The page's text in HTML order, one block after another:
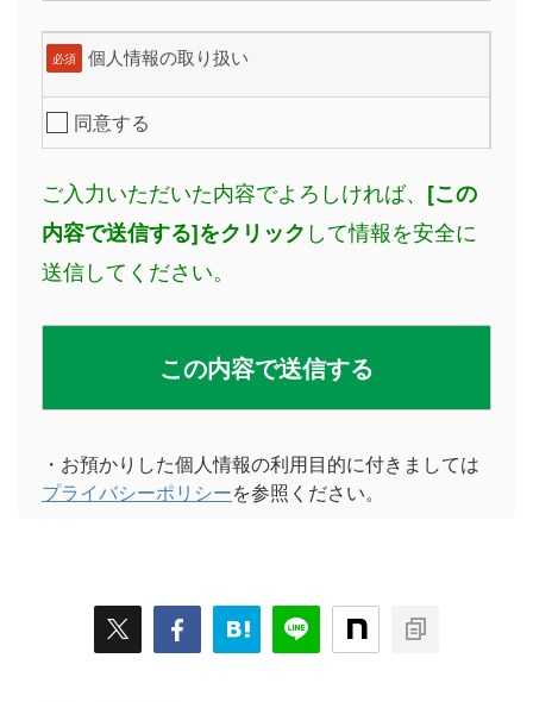
必須 個人情報の取り扱い
同意する
ご入力いただいた内容でよろしければ、 [この
内容で送信する]をクリック して情報を安全に
送信してください。
・お預かりした個人情報の利用目的に付きましては
プライバシーポリシーを参照ください。